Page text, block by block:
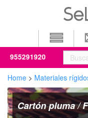
955291920
Home > Materiales
Cartón pluma /